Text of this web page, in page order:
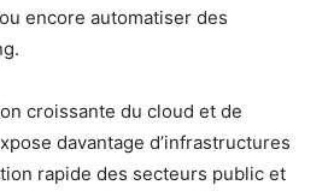
encore automatiser des
croissante du cloud et de
davantage d’infrastructures
rapide des secteurs public et